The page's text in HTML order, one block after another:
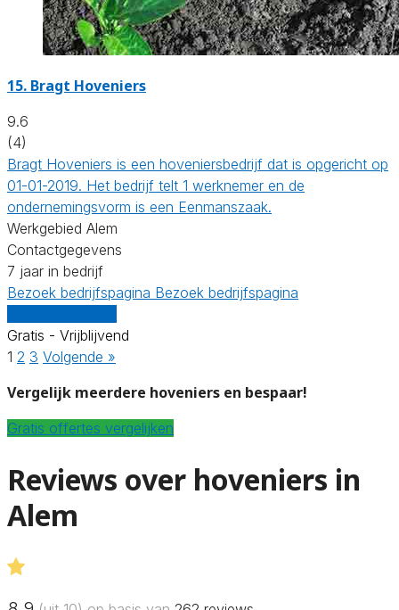
15. Bragt Hoveniers
9.6
(4)
Bragt Hoveniers is een hoveniersbedrijf dat is opgericht op
01-01-2019. Het bedrijf telt 1 werknemer en de
ondernemingsvorm is een Eenmanszaak.
Werkgebied Alem
Contactgegevens
7 jaar in bedrijf
Bezoek bedrijfspagina Bezoek bedrijfspagina
Gratis - Vrijblijvend
1 2 3 Volgende »
Vergelijk meerdere hoveniers en bespaar!
Gratis offertes vergelijken
Reviews over hoveniers in
Alem